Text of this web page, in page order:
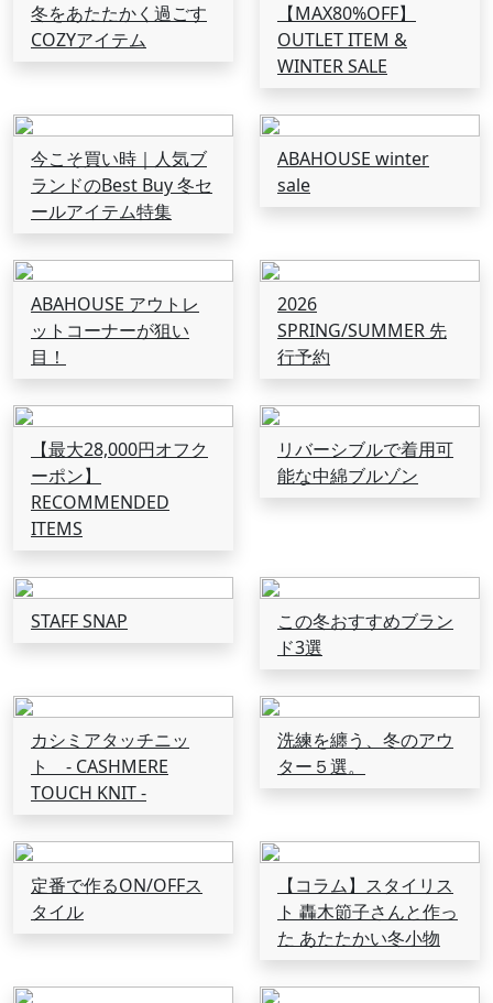
冬をあたたかく過ごす
COZYアイテム
【MAX80%OFF】
OUTLET ITEM &
WINTER SALE
今こそ買い時｜人気ブ
ランドのBest Buy 冬セ
ールアイテム特集
ABAHOUSE winter
sale
ABAHOUSE アウトレ
ットコーナーが狙い
目！
2026
SPRING/SUMMER 先
行予約
【最大28,000円オフク
ーポン】
RECOMMENDED
ITEMS
リバーシブルで着用可
能な中綿ブルゾン
STAFF SNAP
この冬おすすめブラン
ド3選
カシミアタッチニッ
ト - CASHMERE
TOUCH KNIT -
洗練を纏う、冬のアウ
ター５選。
定番で作るON/OFFス
タイル
【コラム】スタイリス
ト 轟木節子さんと作っ
た あたたかい冬小物